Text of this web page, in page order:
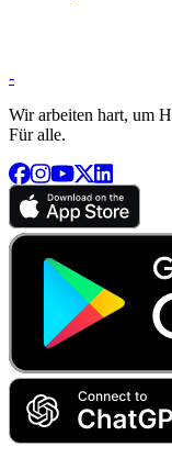
-
Wir arbeiten hart, um
Für alle.